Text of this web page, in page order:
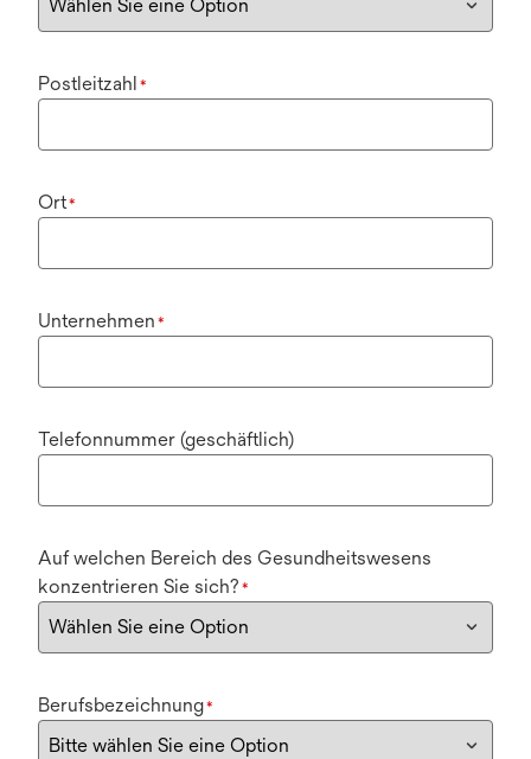
Postleitzahl *
Ort*
Unternehmen *
Telefonnummer (geschäftlich)
Auf welchen Bereich des Gesundheitswesens
konzentrieren Sie sich? *
Berufsbezeichnung*